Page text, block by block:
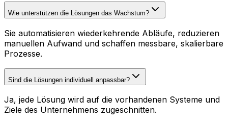
Wie unterstützen die Lösungen das Wachstum?
Sie automatisieren wiederkehrende Abläufe, reduzieren
manuellen Aufwand und schaffen messbare, skalierbare
Prozesse.
Sind die Lösungen individuell anpassbar?
Ja, jede Lösung wird auf die vorhandenen Systeme und
Ziele des Unternehmens zugeschnitten.